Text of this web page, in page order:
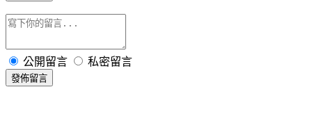
公開留言 私密留言
發佈留言